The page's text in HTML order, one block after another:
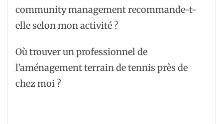
community management recommande-t-
elle selon mon activité ?
Où trouver un professionnel de
l’aménagement terrain de tennis près de
chez moi ?